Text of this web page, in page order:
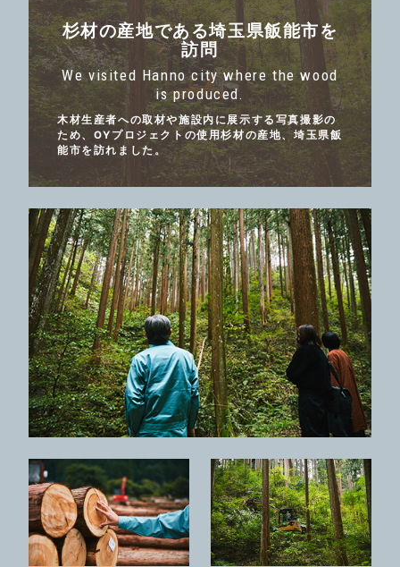
杉材の産地である埼玉県飯能市を
訪問
We visited Hanno city where the wood
is produced.
木材生産者への取材や施設内に展示する写真撮影の
ため、OYプロジェクトの使用杉材の産地、埼玉県飯
能市を訪れました。